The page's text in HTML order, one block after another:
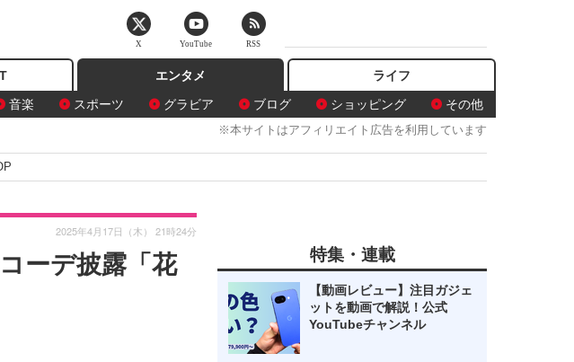
エンタメ
音楽 スポーツ グラビア ブログ ショッピング その他
ライフ
※本サイトはアフィリエイト広告を利用しています
ーデ披露「花
2025年4月17日（木） 21時24分
特集・連載
【動画レビュー】注目ガジェ
ットを動画で解説！公式
YouTubeチャンネル
X YouTube RSS